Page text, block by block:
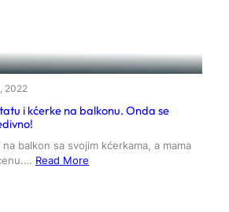
2022
i kćerke na balkonu. Onda se
balkon sa svojim kćerkama, a mama
Read More